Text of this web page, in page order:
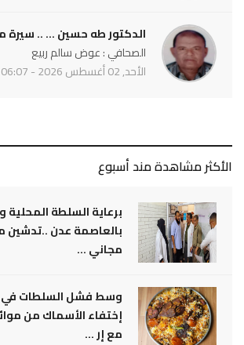
الدكتور طه حسين ... .. سيرة
الصحافي : عوض سالم ربيع
الأحد, 02 أغسطس 2026 - 06:07 م
الأكثر مشاهدة مند أسبوع
برعاية السلطة
بالعاصمة عدن
مجاني ...
وسط فشل السلطات في
إختفاء الأسماك من
مع إر ...